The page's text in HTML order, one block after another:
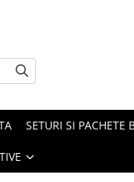
SETURI SI PACHETE